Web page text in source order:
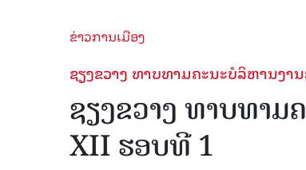
ຂ່າວການເມືອງ
ຊຽງຂວາງ ທາບທາມຄະນະບໍລິຫານງ
ຊຽງຂວາງ ທາບທາ
XII ຮອບທີ 1